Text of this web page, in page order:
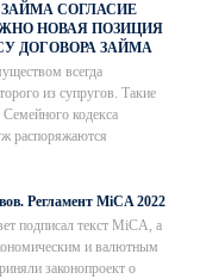
СОГЛАСИЕ
НОВАЯ ПОЗИЦИЯ
ДОГОВОРА ЗАЙМА
всегда
из супругов. Такие
кодекса
распоряжаются
Регламент MiCA 2022
подписал текст MiCA, а
и валютным
законопроект о